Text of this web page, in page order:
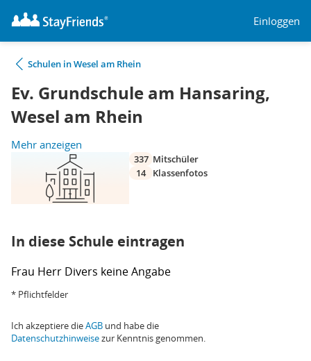
Einloggen
Schulen in Wesel am Rhein
Ev. Grundschule am Hansaring,
Wesel am Rhein
Mehr anzeigen
337 Mitschüler
14
Klassenfotos
In diese Schule eintragen
Frau Herr Divers keine Angabe
* Pflichtfelder
Ich akzeptiere dieAGB und habe die
Datenschutzhinweisezur Kenntnis genommen.